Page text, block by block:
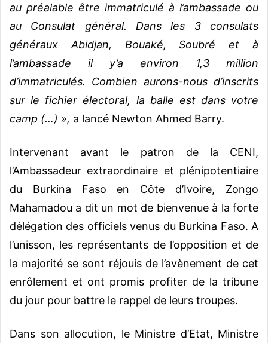
au préalable être immatriculé à l’ambassade ou
au Consulat général. Dans les 3 consulats
généraux Abidjan, Bouaké, Soubré et à
l’ambassade il y’a environ 1,3 million
d’immatriculés. Combien aurons-nous d’inscrits
sur le fichier électoral, la balle est dans votre
camp (…) », a lancé Newton Ahmed Barry.
Intervenant avant le patron de la CENI,
l’Ambassadeur extraordinaire et plénipotentiaire
du Burkina Faso en Côte d’Ivoire, Zongo
Mahamadou a dit un mot de bienvenue à la forte
délégation des officiels venus du Burkina Faso. A
l’unisson, les représentants de l’opposition et de
la majorité se sont réjouis de l’avènement de cet
enrôlement et ont promis profiter de la tribune
du jour pour battre le rappel de leurs troupes.
Dans son allocution, le Ministre d’Etat, Ministre